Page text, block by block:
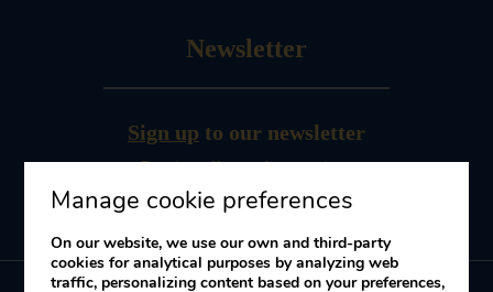
Newsletter
Sign up to our newsletter
Receive offers and promotions
Manage cookie preferences
On our website, we use our own and third-party
cookies for analytical purposes by analyzing web
traffic, personalizing content based on your preferences,